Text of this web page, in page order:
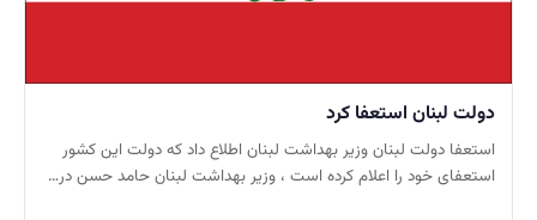
دولت لبنان استعفا کرد
استعفا دولت لبنان وزیر بهداشت لبنان اطلاع داد که دولت این کشور
استعفای خود را اعلام کرده است ، وزیر بهداشت لبنان حامد حسن در…